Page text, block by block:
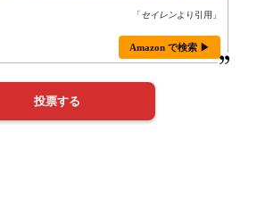
「セイレンより引用」
Amazon で検索 ▶